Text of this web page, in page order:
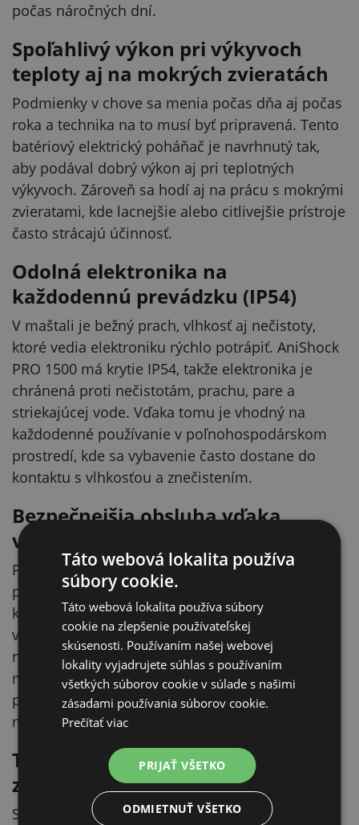
počas náročných dní.
Spoľahlivý výkon pri výkyvoch
teploty aj na mokrých zvieratách
Podmienky v chove sa menia počas dňa aj počas
roka a technika na to musí byť pripravená. Tento
batériový elektrický poháňač je navrhnutý tak,
aby podával dobrý výkon aj pri teplotných
výkyvoch. Zároveň sa hodí aj na prácu s mokrými
zvieratami, kde lacnejšie alebo citlivejšie prístroje
často strácajú účinnosť.
Odolná elektronika na
každodennú prevádzku (IP54)
V maštali je bežný prach, vlhkosť aj nečistoty,
ktoré vedia elektroniku rýchlo potrápiť. AniShock
PRO 1500 má krytie IP54, takže elektronika je
chránená proti nečistotám, prachu, pare a
striekajúcej vode. Vďaka tomu je vhodný na
každodenné používanie v poľnohospodárskom
prostredí, kde sa vybavenie často dostane do
kontaktu s vlhkosťou a znečistením.
Bezpečnejšia obsluha vďaka
vypínaču
Pri práci so zvieratami potrebujete mať prístroj
pod kontrolou – nielen kvôli bezpečnosti, ale aj
kvôli pokoju v maštali. AniShock PRO 1500 je
vybavený vypínačom, ktorý pomáha zabrániť
náhodnému zapnutiu. V praxi to znamená
menšie riziko nechceného spustenia napríklad
pri nosení vo vrecku, pri odložení alebo pri
manipulácii v úzkych priestoroch.
Tón a krátky impulz: zviera často
zareaguje skôr
Súčasťou účinku je aj psychologický efekt vďaka
Táto webová lokalita používa
súbory cookie.
Táto webová lokalita používa súbory
cookie na zlepšenie používateľskej
skúsenosti. Používaním našej webovej
lokality vyjadrujete súhlas s používaním
všetkých súborov cookie v súlade s našimi
zásadami používania súborov cookie.
Prečítať viac
PRIJAŤ VŠETKO
ODMIETNUŤ VŠETKO